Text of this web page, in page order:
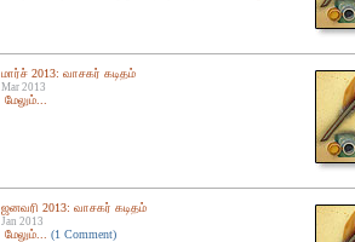
மார்ச் 2013: வாசகர் கடிதம்
Mar 2013
மேலும்...
ஜனவரி 2013: வாசகர் கடிதம்
Jan 2013
மேலும்... (1 Comment)